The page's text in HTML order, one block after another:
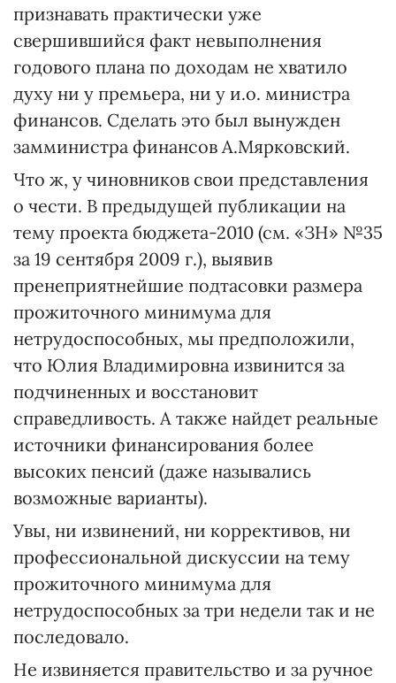
признавать практически уже
свершившийся факт невыполнения
годового плана по доходам не хватило
духу ни у премьера, ни у и.о. министра
финансов. Сделать это был вынужден
замминистра финансов А.Мярковский.
Что ж, у чиновников свои представления
о чести. В предыдущей публикации на
тему проекта бюджета-2010 (см. «ЗН» №35
за 19 сентября 2009 г.), выявив
пренеприятнейшие подтасовки размера
прожиточного минимума для
нетрудоспособных, мы предположили,
что Юлия Владимировна извинится за
подчиненных и восстановит
справедливость. А также найдет реальные
источники финансирования более
высоких пенсий (даже назывались
возможные варианты).
Увы, ни извинений, ни коррективов, ни
профессиональной дискуссии на тему
прожиточного минимума для
нетрудоспособных за три недели так и не
последовало.
Не извиняется правительство и за ручное